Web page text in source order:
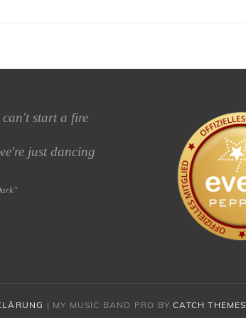
start a fire
just dancing
| MY MUSIC BAND PRO BYCATCH THEMES